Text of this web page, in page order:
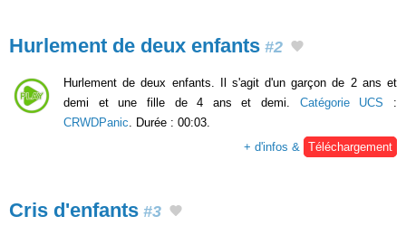
Hurlement de deux enfants #2
Hurlement de deux enfants. Il s'agit d'un garçon de 2 ans et
demi et une fille de 4 ans et demi. Catégorie UCS :
CRWDPanic. Durée : 00:03.
+ d'infos & Téléchargement
Cris d'enfants #3